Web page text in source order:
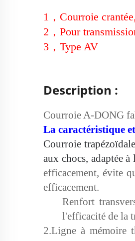
1 ， Courroie
2 ， Pour
3 ， Type AV
Description :
Courroie A-DONG
La caractéristique
Courroie
aux chocs, adaptée
efficacement, évite
efficacement.
Renfort
l'efficacité de la
2.Ligne à mémoire